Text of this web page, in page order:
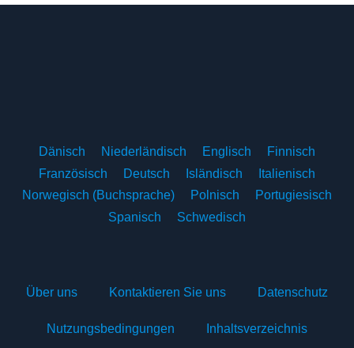
Dänisch Niederländisch Englisch
Finnisch
Französisch
Deutsch Isländisch
Italienisch
Norwegisch (Buchsprache)
Polnisch
Portugiesisch
Spanisch
Schwedisch
Über uns Kontaktieren Sie uns Datenschutz
Nutzungsbedingungen Inhaltsverzeichnis